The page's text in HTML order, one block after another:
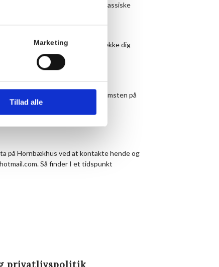
Marketing
Tillad alle
vil arbejde med forskellige, klassiske
og et tæppe, du kan dække dig
vejr. Henvend dig venligst i velkomsten på
på Hornbækhus ved at kontakte hende og
Så finder I et tidspunkt
privatlivspolitik